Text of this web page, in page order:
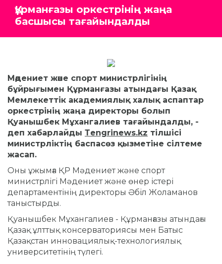
Құрманғазы оркестрінің жаңа
басшысы тағайындалды
Мәдениет және спорт министрлігінің
бұйрығымен Құрманғазы атындағы Қазақ
Мемлекеттік академиялық xалық аспаптар
оркестрінің жаңа директоры болып
Қуанышбек Мұхангалиев тағайындалды, -
деп хабарлайды Тengrinews.kz тілшісі
министрліктің баспасөз қызметіне сілтеме
жасап.
Оны ұжымға ҚР Мәдениет және спорт
министрлігі Мәдениет және өнер істері
департаментінің директоры Әбіл Жоламанов
таныстырды.
Қуанышбек Мұхангалиев - Құрманғазы атындағы
Қазақ ұлттық консерваториясы мен Батыс
Қазақстан инновациялық-технологиялық
университетінің түлегі.